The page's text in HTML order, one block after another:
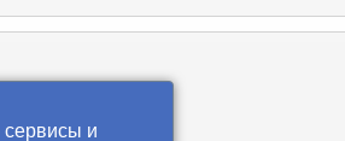
сервисы и